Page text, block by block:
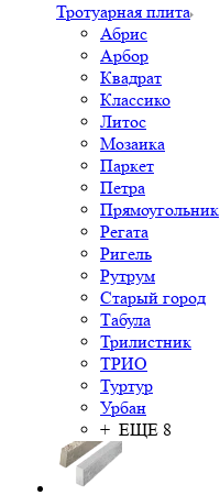
Тротуарная плита
Абрис
Арбор
Квадрат
Классико
Литос
Мозаика
Паркет
Петра
Прямоугольник
Регата
Ригель
Рутрум
Старый город
Табула
Трилистник
ТРИО
Туртур
Урбан
+ ЕЩЕ 8